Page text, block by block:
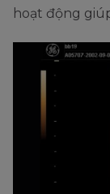
hoạt động